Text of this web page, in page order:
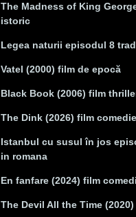
The Madness of King
istoric
Legea naturii episodul 8
Vatel (2000) film de epocă
Black Book (2006) film
The Dink (2026) film comedie
Istanbul cu susul în jos
in romana
En fanfare (2024) film
The Devil All the Time